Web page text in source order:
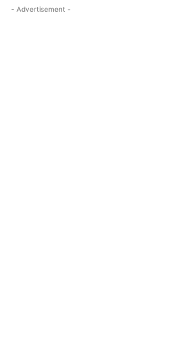
- Advertisement -